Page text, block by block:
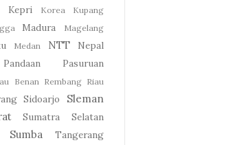
Kepri Korea Kupang
Madura Magelang
Medan NTT
Nepal
Pandaan Pasuruan
Benan Rembang Riau
Sidoarjo
Sleman
Sumatra Selatan
Sumba
Tangerang